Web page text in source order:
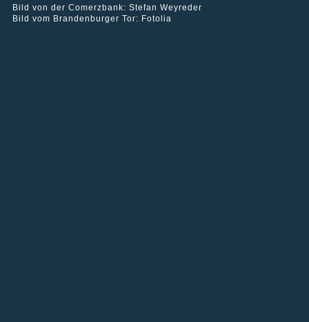
Bild von der Comerzbank: Stefan Weyreder
Bild vom Brandenburger Tor: Fotolia